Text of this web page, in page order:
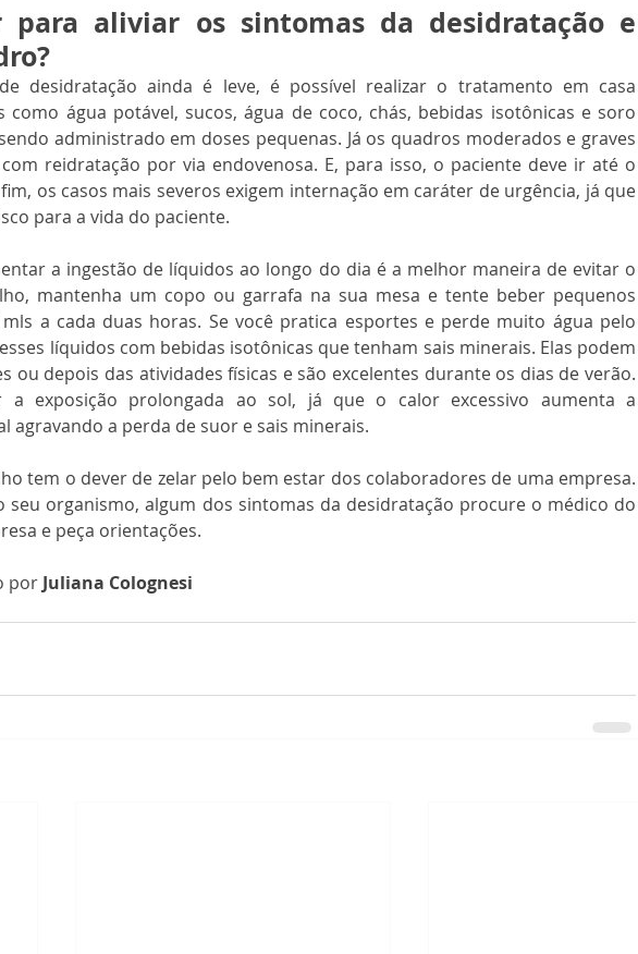
para aliviar os sintomas da desidratação e
desidratação ainda é leve, é possível realizar o tratamento em casa
como água potável, sucos, água de coco, chás, bebidas isotônicas e soro
administrado em doses pequenas. Já os quadros moderados e graves
reidratação por via endovenosa. E, para isso, o paciente deve ir até o
os casos mais severos exigem internação em caráter de urgência, já que
para a vida do paciente.
a ingestão de líquidos ao longo do dia é a melhor maneira de evitar o
mantenha um copo ou garrafa na sua mesa e tente beber pequenos
a cada duas horas. Se você pratica esportes e perde muito água pelo
líquidos com bebidas isotônicas que tenham sais minerais. Elas podem
ou depois das atividades físicas e são excelentes durante os dias de verão.
a exposição prolongada ao sol, já que o calor excessivo aumenta a
agravando a perda de suor e sais minerais.
tem o dever de zelar pelo bem estar dos colaboradores de uma empresa.
seu organismo, algum dos sintomas da desidratação procure o médico do
e peça orientações.
por Juliana Colognesi